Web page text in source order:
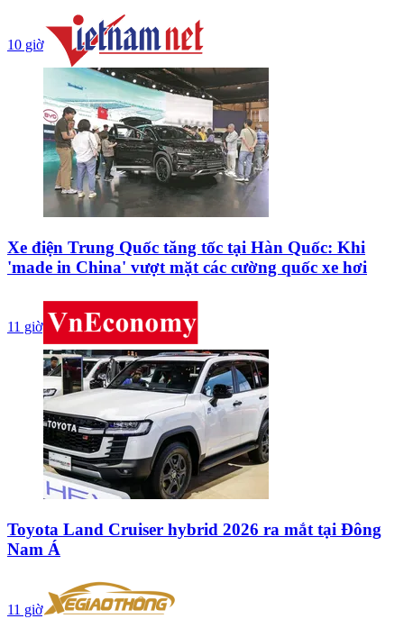
10 giờ
Xe điện Trung Quốc tăng tốc tại Hàn Quốc: Khi
'made in China' vượt mặt các cường quốc xe hơi
11 giờ
Toyota Land Cruiser hybrid 2026 ra mắt tại Đông
Nam Á
11 giờ